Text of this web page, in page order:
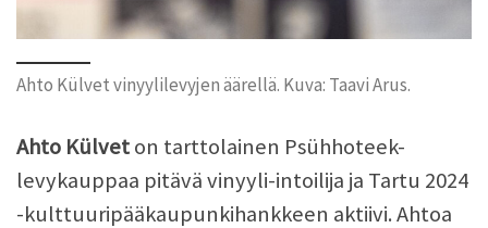
Ahto Külvet vinyylilevyjen äärellä. Kuva: Taavi Arus.
Ahto Külveton tarttolainen Psühhoteek-
levykauppaa pitävä vinyyli-intoilija ja Tartu 2024
-kulttuuripääkaupunkihankkeen aktiivi. Ahtoa